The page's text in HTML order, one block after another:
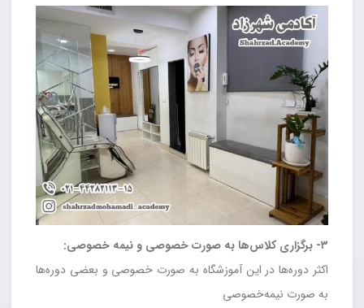
۳- برگزاری کلاس‌ها به صورت خصوصی و نیمه خصوصی:
اکثر دوره‌ها در این آموزشگاه به صورت خصوصی و بعضی دوره‌ها
به صورت نیمه‌خصوصی